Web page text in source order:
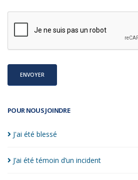
POUR NOUS JOINDRE
J'ai été blessé
J’ai été témoin d’un incident
ENVOYER